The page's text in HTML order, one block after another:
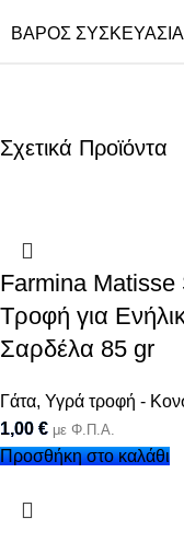
ΒΆΡΟΣ
Σχετικά Προϊόντα
Farmina
Τροφή για
Σαρδέλα 85 gr
Γάτα, Υγρά τροφή -
1,00 € με Φ.Π.Α.
Προσθήκη στο καλάθι